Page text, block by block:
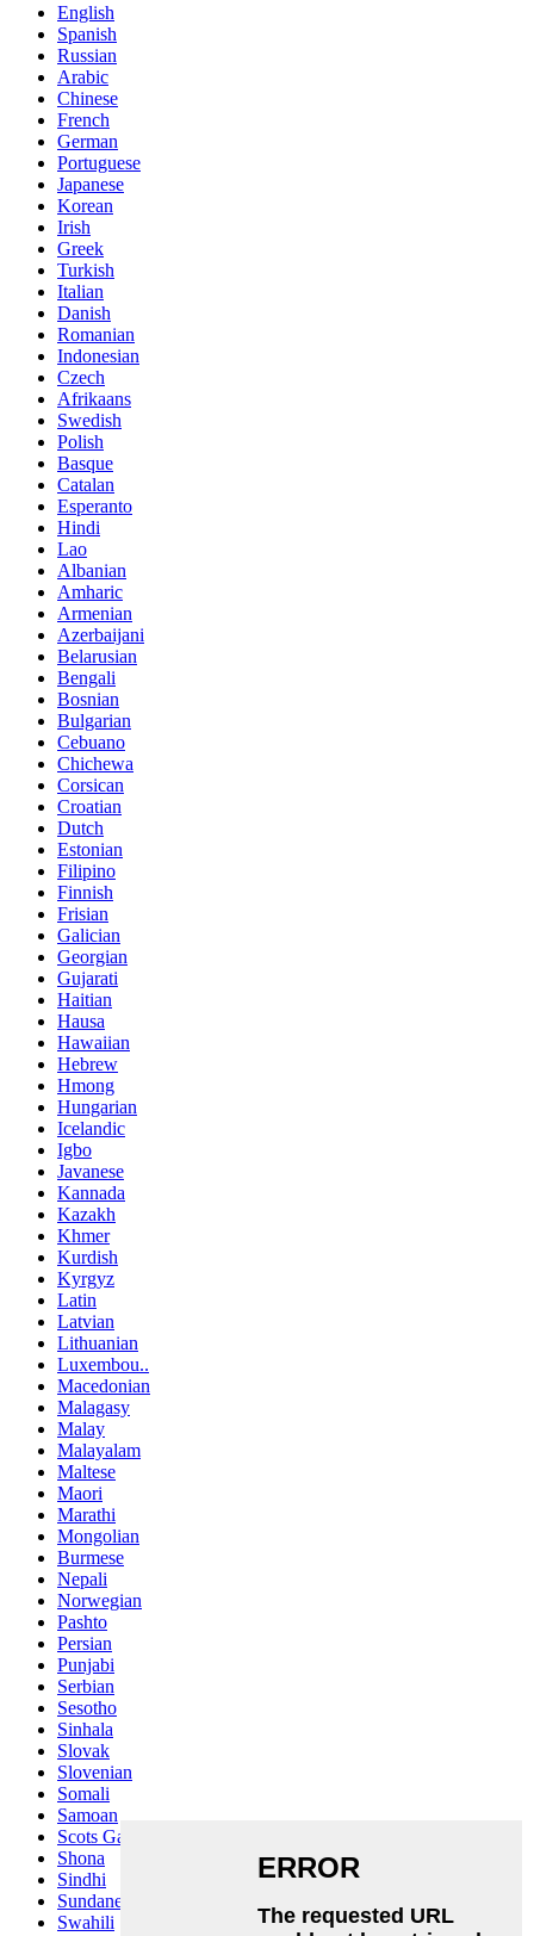
English
Spanish
Russian
Arabic
Chinese
French
German
Portuguese
Japanese
Korean
Irish
Greek
Turkish
Italian
Danish
Romanian
Indonesian
Czech
Afrikaans
Swedish
Polish
Basque
Catalan
Esperanto
Hindi
Lao
Albanian
Amharic
Armenian
Azerbaijani
Belarusian
Bengali
Bosnian
Bulgarian
Cebuano
Chichewa
Corsican
Croatian
Dutch
Estonian
Filipino
Finnish
Frisian
Galician
Georgian
Gujarati
Haitian
Hausa
Hawaiian
Hebrew
Hmong
Hungarian
Icelandic
Igbo
Javanese
Kannada
Kazakh
Khmer
Kurdish
Kyrgyz
Latin
Latvian
Lithuanian
Luxembou..
Macedonian
Malagasy
Malay
Malayalam
Maltese
Maori
Marathi
Mongolian
Burmese
Nepali
Norwegian
Pashto
Persian
Punjabi
Serbian
Sesotho
Sinhala
Slovak
Slovenian
Somali
Samoan
Scots Gaelic
Shona
Sindhi
Sundanese
Swahili